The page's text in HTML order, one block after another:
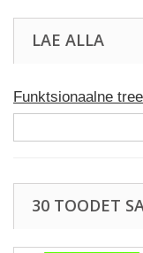
LAE ALLA
Funktsionaalne
30 TOODET